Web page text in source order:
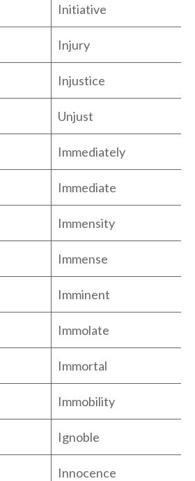
Initiative
Injury
Injustice
Unjust
Immediately
Immediate
Immensity
Immense
Imminent
Immolate
Immortal
Immobility
Ignoble
Innocence